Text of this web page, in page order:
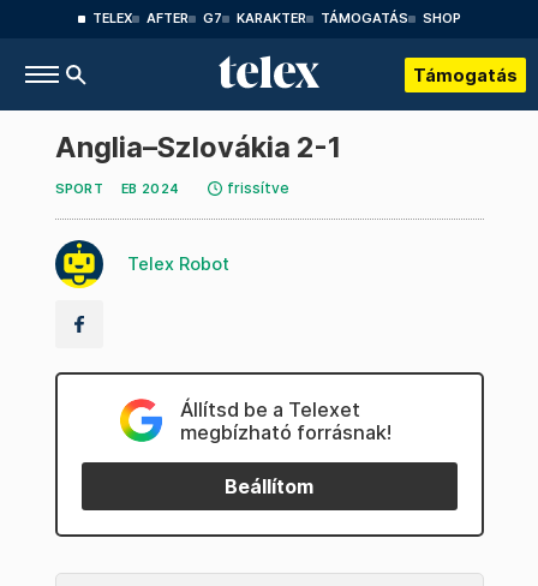
TELEX AFTER G7 KARAKTER TÁMOGATÁS SHOP
Támogatás
Anglia–Szlovákia 2-1
SPORT EB 2024 frissítve
Telex Robot
Állítsd be a Telexet
megbízható forrásnak!
Beállítom